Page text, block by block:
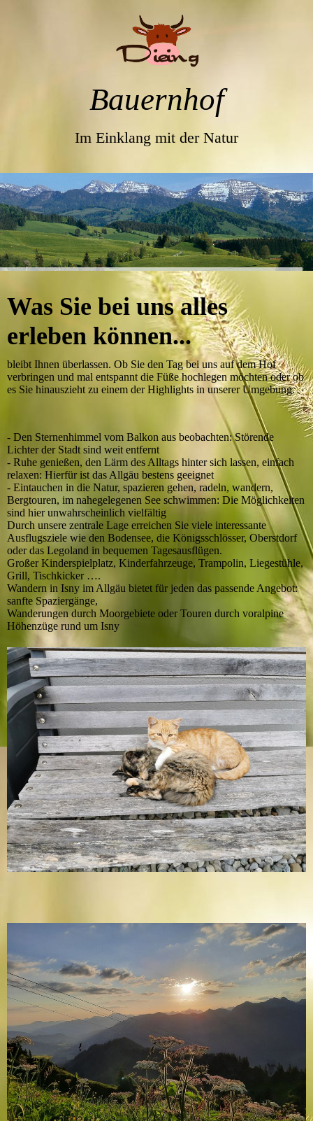
Bauernhof
Im Einklang mit der Natur
Was Sie bei uns alles
erleben können...
bleibt Ihnen überlassen. Ob Sie den Tag bei uns auf dem Hof
verbringen und mal entspannt die Füße hochlegen möchten oder ob
es Sie hinauszieht zu einem der Highlights in unserer Umgebung.
- Den Sternenhimmel vom Balkon aus beobachten: Störende
Lichter der Stadt sind weit entfernt
- Ruhe genießen, den Lärm des Alltags hinter sich lassen, einfach
relaxen: Hierfür ist das Allgäu bestens geeignet
- Eintauchen in die Natur, spazieren gehen, radeln, wandern,
Bergtouren, im nahegelegenen See schwimmen: Die Möglichkeiten
sind hier unwahrscheinlich vielfältig
Durch unsere zentrale Lage erreichen Sie viele interessante
Ausflugsziele wie den Bodensee, die Königsschlösser, Oberstdorf
oder das Legoland in bequemen Tagesausflügen.
Großer Kinderspielplatz, Kinderfahrzeuge, Trampolin, Liegestühle,
Grill, Tischkicker ….
Wandern in Isny im Allgäu bietet für jeden das passende Angebot:
sanfte Spaziergänge,
Wanderungen durch Moorgebiete oder Touren durch voralpine
Höhenzüge rund um Isny